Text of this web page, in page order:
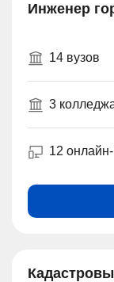
Инженер
14 вузов
3
12